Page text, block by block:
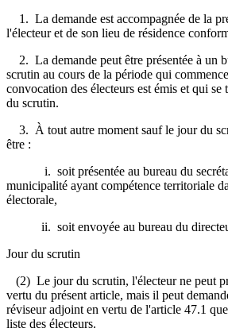
1. La demande est accompagnée de la
l'électeur et de son lieu de résidence
2. La demande peut être présentée à un
scrutin au cours de la période qui
convocation des électeurs est émis et qui
du scrutin.
3. À tout autre moment sauf le jour du
être :
i. soit présentée au bureau du
municipalité ayant compétence territoriale
électorale,
ii. soit envoyée au bureau du directeur
Jour du scrutin
(2) Le jour du scrutin, l'électeur ne peut
vertu du présent article, mais il peut
réviseur adjoint en vertu de l'article 47.1
liste des électeurs.